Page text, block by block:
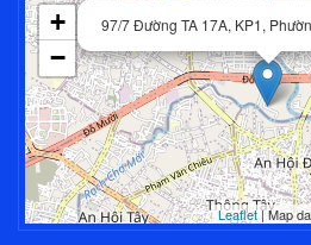
97/7 Đường TA 17A, KP1,
+
−
Leaflet| Map